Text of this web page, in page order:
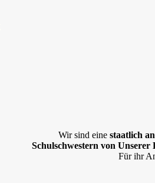
Wir sind eine staatlich
Schulschwestern von Unserer
Für ihr